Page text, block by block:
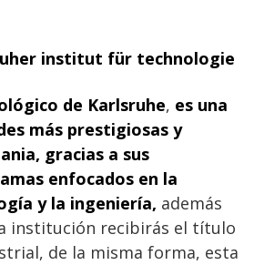
institut für technologie
de Karlsruhe, es una
más prestigiosas y
gracias a sus
enfocados en la
y la ingeniería, además
institución recibirás el título
de la misma forma, esta